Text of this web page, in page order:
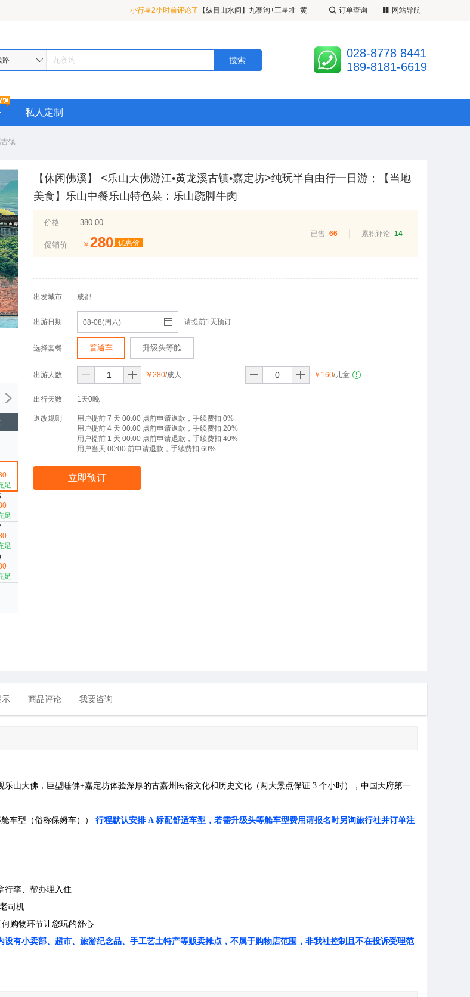
订单查询 网站导航
月亮47分钟前评论了【超级九寨】20 人精致小团 <成都•
超级座驾•品质纯玩>精华 3 日游 A 线九黄熊/B 线九黄都
熊猫乐园或都江堰•2-8 人 VIP 小团•半自由车拼车>半自
助 4 日游
小行星2小时前评论了【纵目山水间】九寨沟+三星堆+黄
龙 2-8 人小团3日游
路
028-8778 8441
189-8181-6619
私人定制
镇...
￥280起
￥280起
足
足
足
足
【休闲佛溪】 <乐山大佛游江•黄龙溪古镇•嘉定坊>纯玩半自由行一日游；【当地
美食】乐山中餐乐山特色菜：乐山跷脚牛肉
价格 380.00
促销价 ￥ 280 优惠价
已售 66 累积评论 14
出发城市 成都
出游日期 08-08(周六) 请提前1天预订
选择套餐 普通车 升级头等舱
出游人数 ￥280/成人 ￥160/儿童
出行天数 1天0晚
退改规则
用户提前 7 天 00:00 点前申请退款，手续费扣 0%
用户提前 4 天 00:00 点前申请退款，手续费扣 20%
用户提前 1 天 00:00 点前申请退款，手续费扣 40%
用户当天 00:00 前申请退款，手续费扣 60%
立即预订
示 商品评论 我要咨询
山大佛，巨型睡佛+嘉定坊体验深厚的古嘉州民俗文化和历史文化（两大景点保证 3 个小时），中国天府第一
车型（俗称保姆车）） 行程默认安排 A 标配舒适车型，若需升级头等舱车型费用请报名时另询旅行社并订单注
行李、帮办理入住
司机
购物环节让您玩的舒心
有小卖部、超市、旅游纪念品、手工艺土特产等贩卖摊点，不属于购物店范围，非我社控制且不在投诉受理范